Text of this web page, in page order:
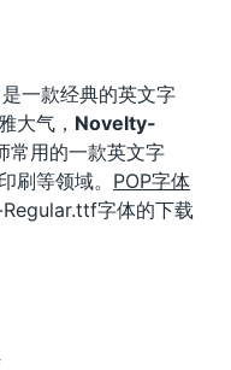
是一款经典的英文字
大气， Novelty-
常用的一款英文字
刷等领域。 POP字体
字体的下载